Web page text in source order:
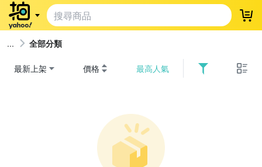
登
全部分類
最新上架 價格 最高人氣